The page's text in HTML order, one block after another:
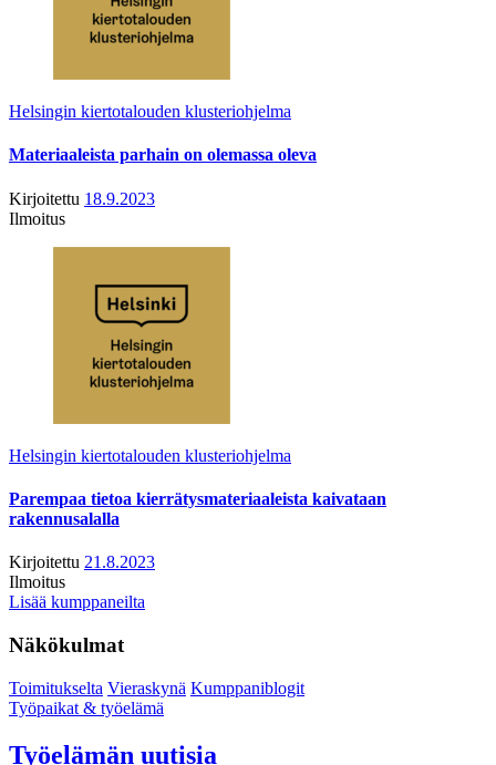
Helsingin kiertotalouden klusteriohjelma
Materiaaleista parhain on olemassa oleva
Kirjoitettu 18.9.2023
Ilmoitus
Helsingin kiertotalouden klusteriohjelma
Parempaa tietoa kierrätysmateriaaleista kaivataan
rakennusalalla
Kirjoitettu 21.8.2023
Ilmoitus
Lisää kumppaneilta
Näkökulmat
Toimitukselta Vieraskynä Kumppaniblogit
Työpaikat & työelämä
Työelämän uutisia